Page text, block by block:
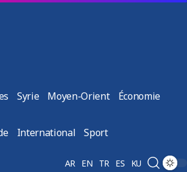
Syrie Moyen-Orient Économie
International Sport
AR EN TR ES KU